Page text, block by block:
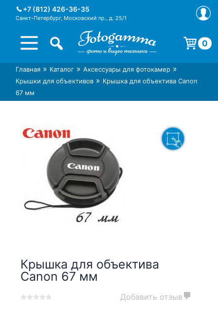
+7 (812) 426-36-35
Санкт-Петербург, Московский пр., д. 25/1
Интернет-магазин фототехники
Foto-Gamma в СПб
Магазин фотоаксессуаров foto-
gamma.ru
0
Корзина пуста.
Главная » Каталог » Аксессуары для фотокамер »
Крышки для объективов » Крышка для объектива Canon
67 мм
Крышка для объектива
Canon 67 мм
Добавить отзыв